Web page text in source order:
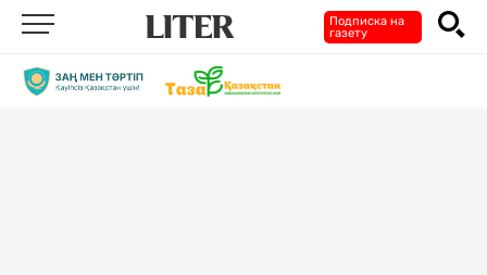
Подписка на
газету